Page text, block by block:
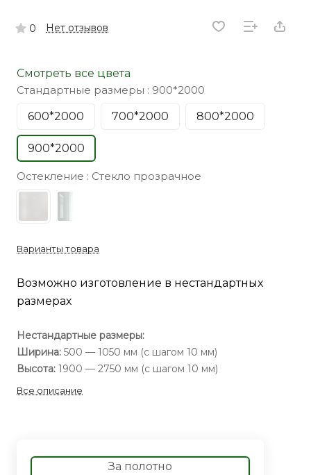
0 Нет отзывов
Смотреть все цвета
Стандартные размеры : 900*2000
600*2000
700*2000 800*2000
900*2000
Остекление : Стекло прозрачное
Варианты товара
Возможно изготовление в нестандартных
размерах
Нестандартные размеры:
Ширина: 500 — 1050 мм (с шагом 10 мм)
Высота: 1900 — 2750 мм (с шагом 10 мм)
Все описание
За полотно